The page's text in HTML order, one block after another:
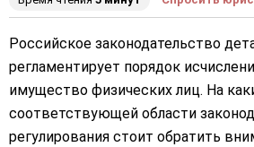
Российское законодательство
регламентирует порядок
имущество физических лиц. На
соответствующей области
регулирования стоит обратить